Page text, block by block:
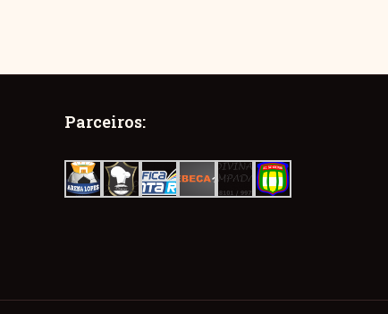
Parceiros: